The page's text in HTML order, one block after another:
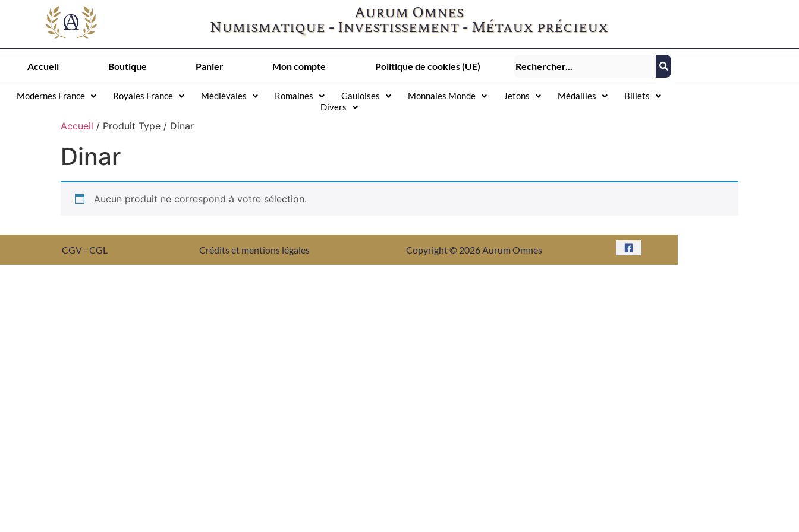
Aurum Omnes
Numismatique - Investissement - Métaux précieux
Accueil Boutique Panier Mon compte Politique de cookies (UE)
Modernes France Royales France Médiévales Romaines Gauloises Monnaies Monde Jetons Médailles
Billets
Divers
Accueil / Produit Type / Dinar
Dinar
Aucun produit ne correspond à votre sélection.
CGV - CGL Crédits et mentions légales Copyright © 2026 Aurum Omnes